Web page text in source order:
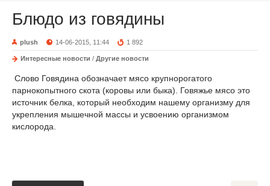
Блюдо из говядины
plush 14-06-2015, 11:44 1 892
Интересные новости / Другие новости
Слово Говядина обозначает мясо крупнорогатого
парнокопытного скота (коровы или быка). Говяжье мясо это
источник белка, который необходим нашему организму для
укрепления мышечной массы и усвоению организмом
кислорода.